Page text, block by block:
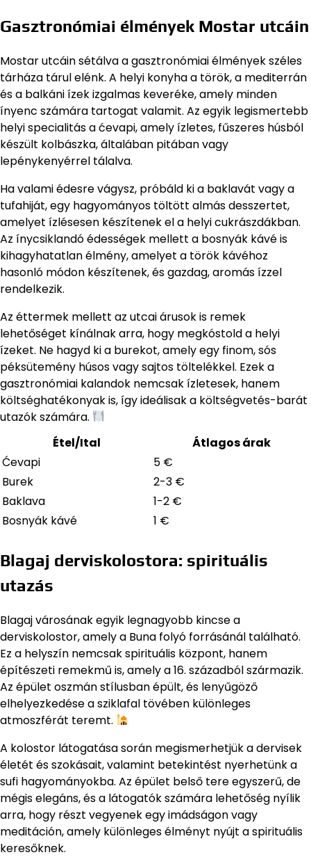
Gasztronómiai élmények Mostar utcáin
Mostar utcáin sétálva a gasztronómiai élmények széles
tárháza tárul elénk. A helyi konyha a török, a mediterrán
és a balkáni ízek izgalmas keveréke, amely minden
ínyenc számára tartogat valamit. Az egyik legismertebb
helyi specialitás a ćevapi, amely ízletes, fűszeres húsból
készült kolbászka, általában pitában vagy
lepénykenyérrel tálalva.
Ha valami édesre vágysz, próbáld ki a baklavát vagy a
tufahiját, egy hagyományos töltött almás desszertet,
amelyet ízlésesen készítenek el a helyi cukrászdákban.
Az ínycsiklandó édességek mellett a bosnyák kávé is
kihagyhatatlan élmény, amelyet a török kávéhoz
hasonló módon készítenek, és gazdag, aromás ízzel
rendelkezik.
Az éttermek mellett az utcai árusok is remek
lehetőséget kínálnak arra, hogy megkóstold a helyi
ízeket. Ne hagyd ki a burekot, amely egy finom, sós
péksütemény húsos vagy sajtos töltelékkel. Ezek a
gasztronómiai kalandok nemcsak ízletesek, hanem
költséghatékonyak is, így ideálisak a költségvetés-barát
utazók számára.
Étel/Ital
Átlagos árak
Ćevapi
5 €
Burek
2-3 €
Baklava
1-2 €
Bosnyák kávé
1 €
Blagaj derviskolostora: spirituális
utazás
Blagaj városának egyik legnagyobb kincse a
derviskolostor, amely a Buna folyó forrásánál található.
Ez a helyszín nemcsak spirituális központ, hanem
építészeti remekmű is, amely a 16. századból származik.
Az épület oszmán stílusban épült, és lenyűgöző
elhelyezkedése a sziklafal tövében különleges
atmoszférát teremt.
A kolostor látogatása során megismerhetjük a dervisek
életét és szokásait, valamint betekintést nyerhetünk a
sufi hagyományokba. Az épület belső tere egyszerű, de
mégis elegáns, és a látogatók számára lehetőség nyílik
arra, hogy részt vegyenek egy imádságon vagy
meditáción, amely különleges élményt nyújt a spirituális
keresőknek.